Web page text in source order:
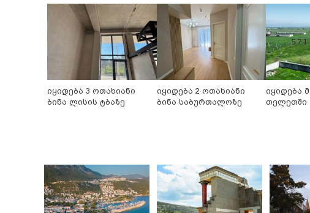
იყიდება 3 ოთახიანი
ბინა ლისის ტბაზე
იყიდება 2 ოთახიანი
ბინა საბურთალოზე
იყიდება
თელეთში